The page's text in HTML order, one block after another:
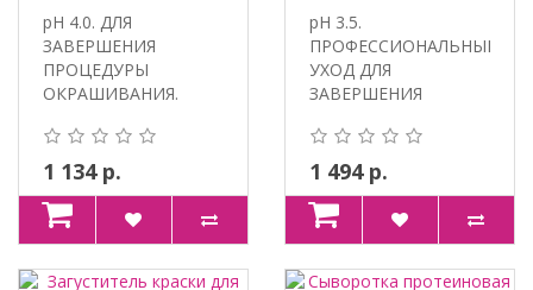
AMBIENT, Tefia
pH 4.0. ДЛЯ
ЗАВЕРШЕНИЯ
ПРОЦЕДУРЫ
ОКРАШИВАНИЯ.
ПАНТЕНОЛ,
ЭКСТРАКТ ЛИ..
1 134 р.
AMBIENT, Tefia
pH 3.5.
ПРОФЕССИОНАЛЬНЫЙ
УХОД ДЛЯ
ЗАВЕРШЕНИЯ
ВОЛОС. 100% VEGAN,
МАС..
1 494 р.